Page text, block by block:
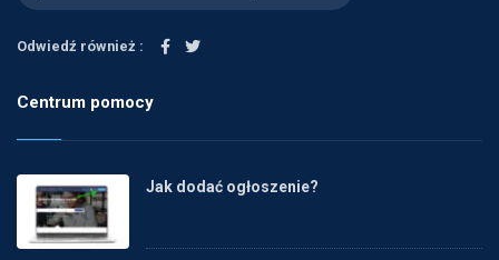
Odwiedź również :
Centrum pomocy
Jak dodać ogłoszenie?